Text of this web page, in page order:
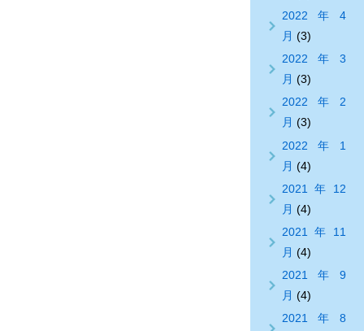
2022年4
月 (3)
2022年3
月 (3)
2022年2
月 (3)
2022年1
月 (4)
2021年12
月 (4)
2021年11
月 (4)
2021年9
月 (4)
2021年8